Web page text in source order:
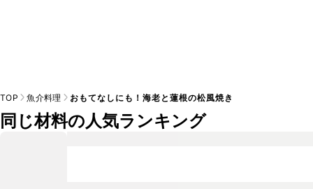
TOP 魚介料理 おもてなしにも！海老と蓮根の松風焼き
同じ材料の人気ランキング